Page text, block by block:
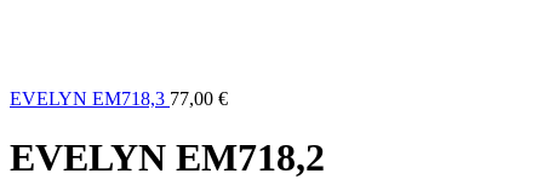
EVELYN EM718,3 77,00 €
EVELYN EM718,2